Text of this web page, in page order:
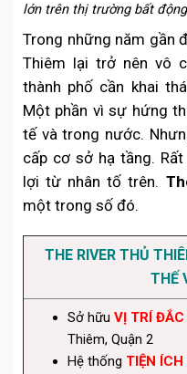
lớn trên thị trường bất
Trong những năm gần
Thiêm lại trở nên vô
thành phố cần khai
Một phần vì sự hứng
tế và trong nước.
cấp cơ sở hạ tầng.
lợi từ nhân tố trên.
một trong số đó.
THE RIVER THỦ
THẾ
Sở hữu VỊ TRÍ
Thiêm, Quận 2
Hệ thống TIỆN